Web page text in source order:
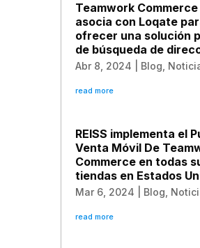
Teamwork Commerce
asocia con Loqate
ofrecer una solución
de búsqueda de
Abr 8, 2024 Blog,
read more
REISS implementa el
Venta Móvil De
Commerce en todas
tiendas en Estados
Mar 6, 2024 Blog,
read more